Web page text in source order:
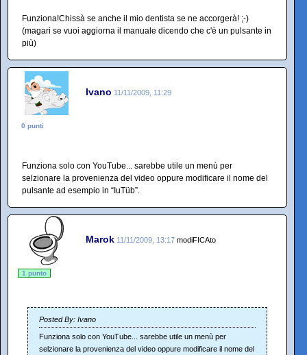
Funziona!Chissà se anche il mio dentista se ne accorgerà! ;-)
(magari se vuoi aggiorna il manuale dicendo che c'è un pulsante in
più)
Ivano 11/11/2009, 11:29
0 punti
Funziona solo con YouTube... sarebbe utile un menù per
selzionare la provenienza del video oppure modificare il nome del
pulsante ad esempio in “IuTüb”.
Marok 11/11/2009, 13:17 modiFICAto
1 punto
Posted By: Ivano
Funziona solo con YouTube... sarebbe utile un menù per
selzionare la provenienza del video oppure modificare il nome del